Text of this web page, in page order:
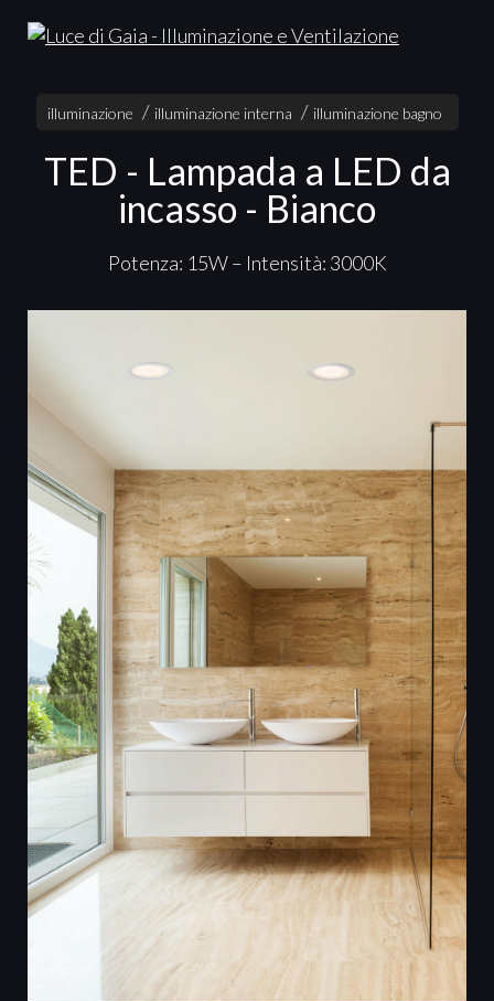
illuminazione illuminazione interna illuminazione bagno
TED - Lampada a LED da
incasso - Bianco
Potenza: 15W – Intensità: 3000K